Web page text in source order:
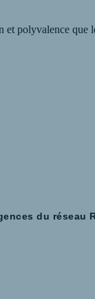
polyvalence
besoins et peut
du réseau